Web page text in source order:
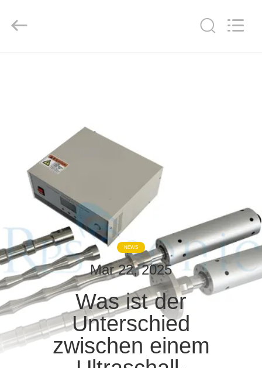
FABRIK-
AUSFLUG
QUALITÄTSKONTROLLE
TRETEN
SIE
MIT
UNS
Ltd..
NEWS
Mar 22, 2025
Was ist der
Unterschied
zwischen einem